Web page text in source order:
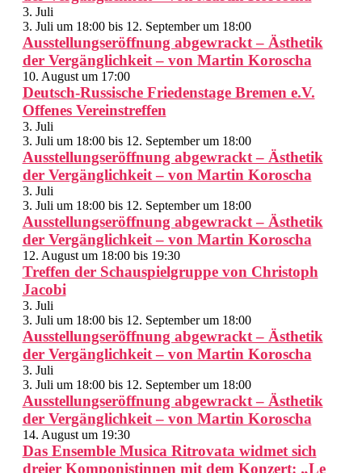
3. Juli
3. Juli um 18:00bis 12. September um 18:00
Ausstellungseröffnung abgewrackt – Ästhetik
der Vergänglichkeit – von Martin Koroscha
10. August um 17:00
Deutsch-Russische Friedenstage Bremen e.V.
Offenes Vereinstreffen
3. Juli
3. Juli um 18:00bis 12. September um 18:00
Ausstellungseröffnung abgewrackt – Ästhetik
der Vergänglichkeit – von Martin Koroscha
3. Juli
3. Juli um 18:00bis 12. September um 18:00
Ausstellungseröffnung abgewrackt – Ästhetik
der Vergänglichkeit – von Martin Koroscha
12. August um 18:00bis 19:30
Treffen der Schauspielgruppe von Christoph
Jacobi
3. Juli
3. Juli um 18:00bis 12. September um 18:00
Ausstellungseröffnung abgewrackt – Ästhetik
der Vergänglichkeit – von Martin Koroscha
3. Juli
3. Juli um 18:00bis 12. September um 18:00
Ausstellungseröffnung abgewrackt – Ästhetik
der Vergänglichkeit – von Martin Koroscha
14. August um 19:30
Das Ensemble Musica Ritrovata widmet sich
dreier Komponistinnen mit dem Konzert: „Le